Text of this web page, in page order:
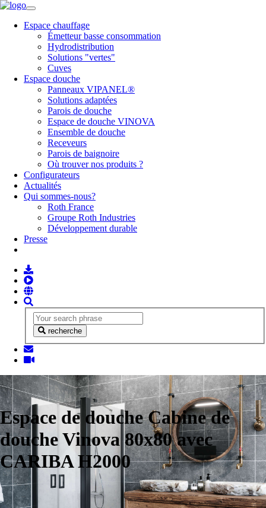
Espace chauffage
Émetteur basse consommation
Hydrodistribution
Solutions "vertes"
Cuves
Espace douche
Panneaux VIPANEL®
Solutions adaptées
Parois de douche
Espace de douche VINOVA
Ensemble de douche
Receveurs
Parois de baignoire
Où trouver nos produits ?
Configurateurs
Actualités
Qui sommes-nous?
Roth France
Groupe Roth Industries
Développement durable
Presse
recherche
Espace de douche Cabine de
douche Vinova 80x80 avec
CARIBA H2000